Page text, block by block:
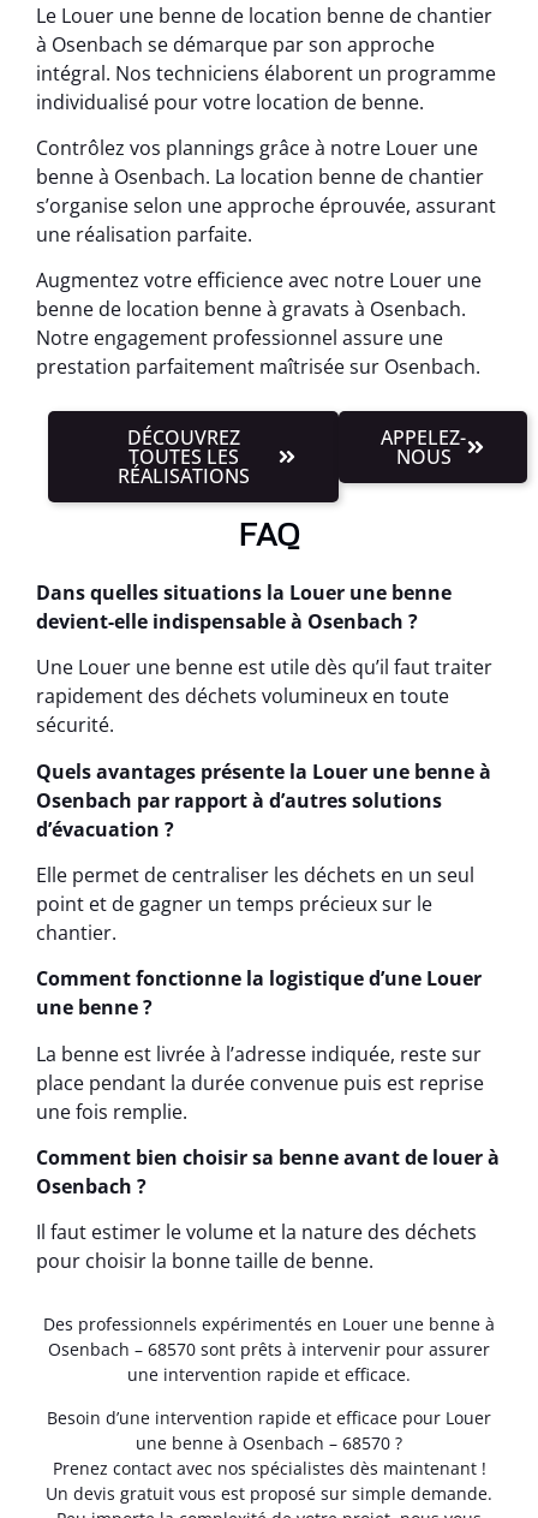
Le Louer une benne de location benne de chantier
à Osenbach se démarque par son approche
intégral. Nos techniciens élaborent un programme
individualisé pour votre location de benne.
Contrôlez vos plannings grâce à notre Louer une
benne à Osenbach. La location benne de chantier
s’organise selon une approche éprouvée, assurant
une réalisation parfaite.
Augmentez votre efficience avec notre Louer une
benne de location benne à gravats à Osenbach.
Notre engagement professionnel assure une
prestation parfaitement maîtrisée sur Osenbach.
DÉCOUVREZ
TOUTES LES
RÉALISATIONS
APPELEZ-
NOUS
FAQ
Dans quelles situations la Louer une benne
devient-elle indispensable à Osenbach ?
Une Louer une benne est utile dès qu’il faut traiter
rapidement des déchets volumineux en toute
sécurité.
Quels avantages présente la Louer une benne à
Osenbach par rapport à d’autres solutions
d’évacuation ?
Elle permet de centraliser les déchets en un seul
point et de gagner un temps précieux sur le
chantier.
Comment fonctionne la logistique d’une Louer
une benne ?
La benne est livrée à l’adresse indiquée, reste sur
place pendant la durée convenue puis est reprise
une fois remplie.
Comment bien choisir sa benne avant de louer à
Osenbach ?
Il faut estimer le volume et la nature des déchets
pour choisir la bonne taille de benne.
Des professionnels expérimentés en Louer une benne à
Osenbach – 68570 sont prêts à intervenir pour assurer
une intervention rapide et efficace.
Besoin d’une intervention rapide et efficace pour Louer
une benne à Osenbach – 68570 ?
Prenez contact avec nos spécialistes dès maintenant !
Un devis gratuit vous est proposé sur simple demande.